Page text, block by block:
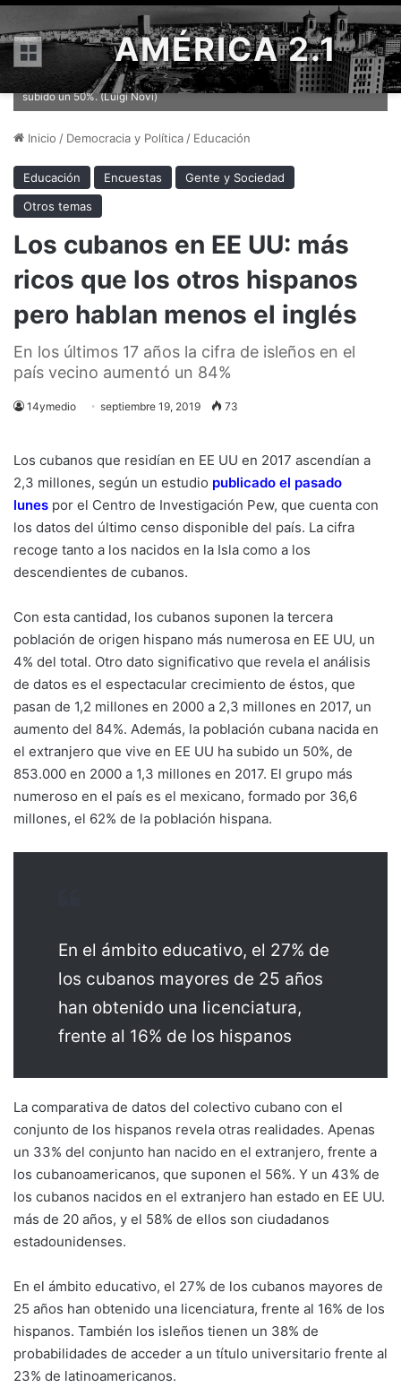
Menú AMÉRICA 2.1
La población cubana nacida en el extranjero que vive en EE UU ha
subido un 50%. (Luigi Novi)
Inicio / Democracia y Política / Educación
Educación Encuestas
Gente y Sociedad
Otros temas
Los cubanos en EE UU: más
ricos que los otros hispanos
pero hablan menos el inglés
En los últimos 17 años la cifra de isleños en el
país vecino aumentó un 84%
14ymedio septiembre 19, 2019 73
Los cubanos que residían en EE UU en 2017 ascendían a
2,3 millones, según un estudio publicado el pasado
lunes por el Centro de Investigación Pew, que cuenta con
los datos del último censo disponible del país. La cifra
recoge tanto a los nacidos en la Isla como a los
descendientes de cubanos.
Con esta cantidad, los cubanos suponen la tercera
población de origen hispano más numerosa en EE UU, un
4% del total. Otro dato significativo que revela el análisis
de datos es el espectacular crecimiento de éstos, que
pasan de 1,2 millones en 2000 a 2,3 millones en 2017, un
aumento del 84%. Además, la población cubana nacida en
el extranjero que vive en EE UU ha subido un 50%, de
853.000 en 2000 a 1,3 millones en 2017. El grupo más
numeroso en el país es el mexicano, formado por 36,6
millones, el 62% de la población hispana.
En el ámbito educativo, el 27% de
los cubanos mayores de 25 años
han obtenido una licenciatura,
frente al 16% de los hispanos
La comparativa de datos del colectivo cubano con el
conjunto de los hispanos revela otras realidades. Apenas
un 33% del conjunto han nacido en el extranjero, frente a
los cubanoamericanos, que suponen el 56%. Y un 43% de
los cubanos nacidos en el extranjero han estado en EE UU.
más de 20 años, y el 58% de ellos son ciudadanos
estadounidenses.
En el ámbito educativo, el 27% de los cubanos mayores de
25 años han obtenido una licenciatura, frente al 16% de los
hispanos. También los isleños tienen un 38% de
probabilidades de acceder a un título universitario frente al
23% de latinoamericanos.